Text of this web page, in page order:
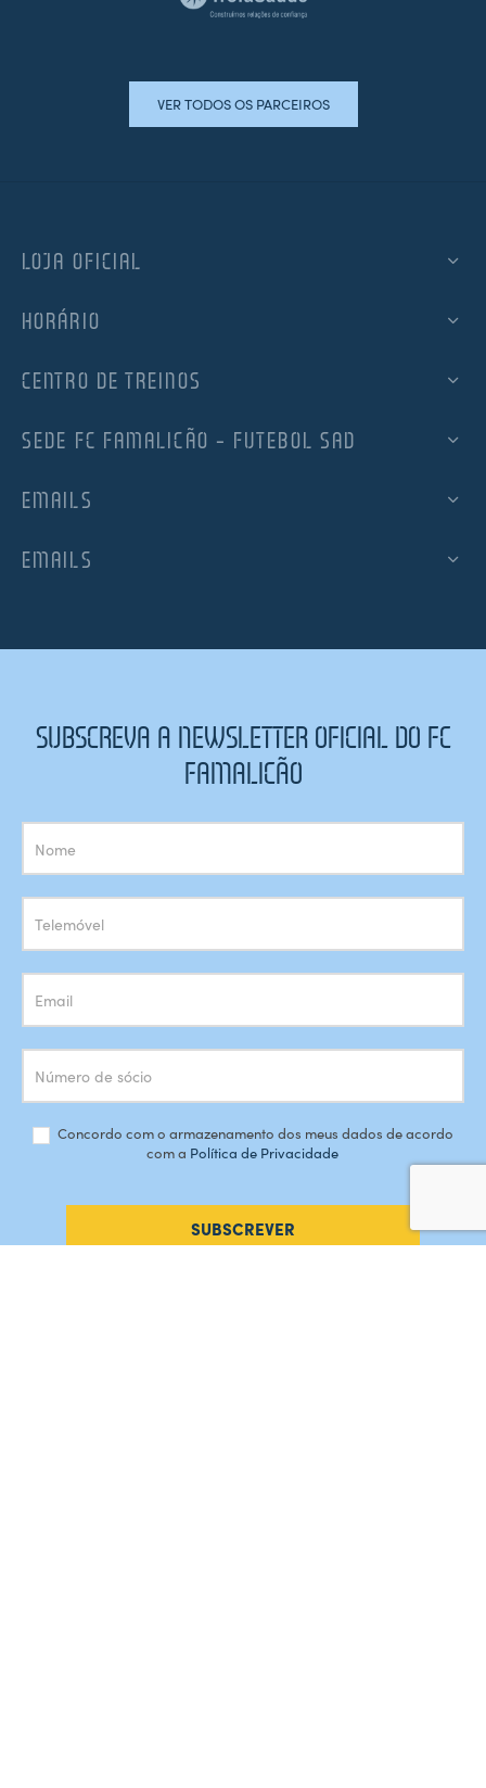
VER TODOS OS PARCEIROS
LOJA OFICIAL
HORÁRIO
CENTRO DE TREINOS
SEDE FC FAMALICÃO – FUTEBOL SAD
EMAILS
EMAILS
SUBSCREVA A NEWSLETTER OFICIAL DO FC
FAMALICÃO
Subscrição
Newsletter
Concordo com o armazenamento dos meus dados de acordo
com a Política de Privacidade
SUBSCREVER